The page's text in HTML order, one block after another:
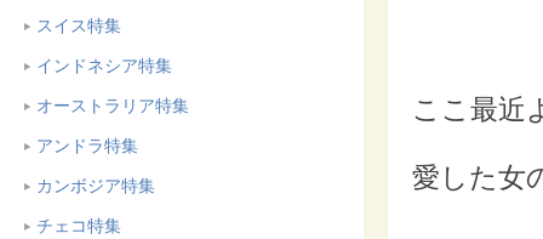
スイス特集
インドネシア特集
オーストラリア特集
アンドラ特集
カンボジア特集
チェコ特集
ここ最近
愛した女